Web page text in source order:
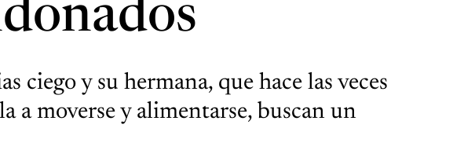
ciego y su hermana, que hace las veces
a moverse y alimentarse, buscan un